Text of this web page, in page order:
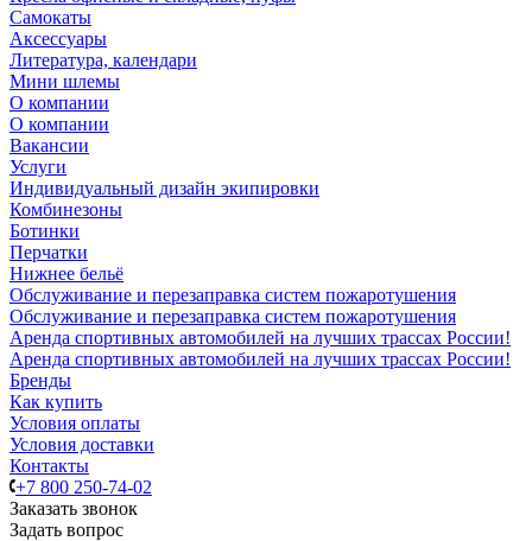
Самокаты
Аксессуары
Литература, календари
Мини шлемы
О компании
О компании
Вакансии
Услуги
Индивидуальный дизайн экипировки
Комбинезоны
Ботинки
Перчатки
Нижнее бельё
Обслуживание и перезаправка систем пожаротушения
Обслуживание и перезаправка систем пожаротушения
Аренда спортивных автомобилей на лучших трассах России!
Аренда спортивных автомобилей на лучших трассах России!
Бренды
Как купить
Условия оплаты
Условия доставки
Контакты
+7 800 250-74-02
Заказать звонок
Задать вопрос